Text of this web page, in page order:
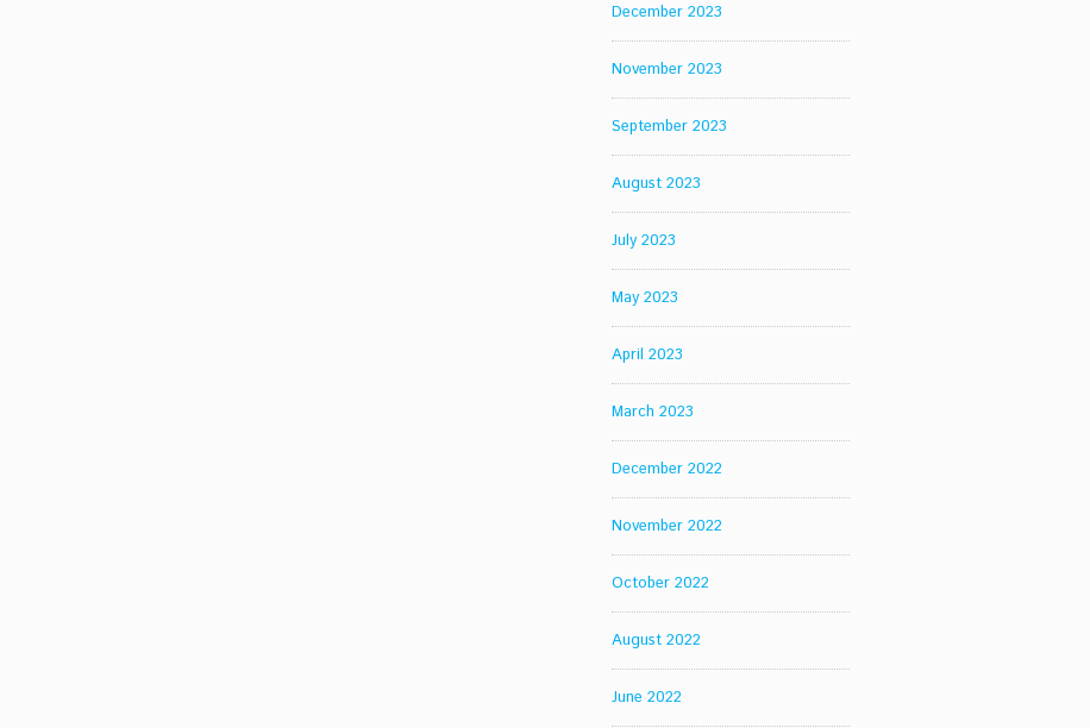
December 2023
November 2023
September 2023
August 2023
July 2023
May 2023
April 2023
March 2023
December 2022
November 2022
October 2022
August 2022
June 2022